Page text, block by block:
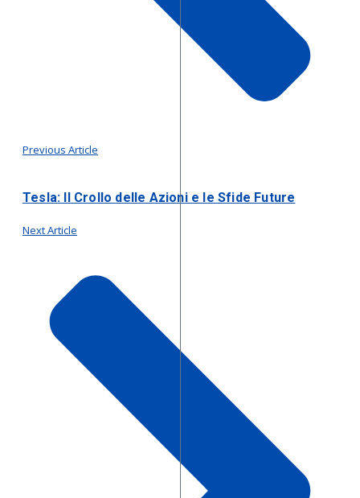
Previous Article
Tesla: Il Crollo delle Azioni e le Sfide Future
Next Article